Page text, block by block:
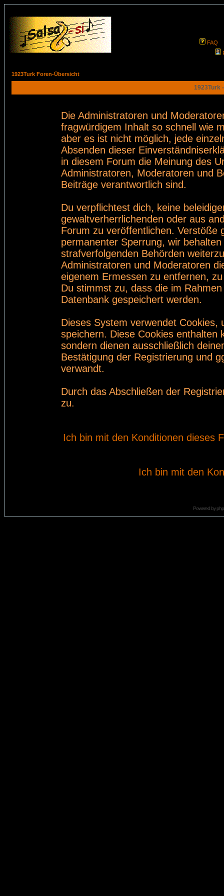
FAQ
1923Turk Foren-Übersicht
1923Turk
Die Administratoren und
fragwürdigem Inhalt so schnell wie
aber es ist nicht möglich, jede
Absenden dieser
in diesem Forum die Meinung des
Administratoren, Moderatoren und
Beiträge verantwortlich sind.
Du verpflichtest dich, keine
gewaltverherrlichenden oder aus
Forum zu veröffentlichen. Verstöße
permanenter Sperrung, wir
strafverfolgenden Behörden
Administratoren und Moderatoren
eigenem Ermessen zu entfernen,
Du stimmst zu, dass die im
Datenbank gespeichert werden.
Dieses System verwendet
speichern. Diese Cookies enthalten
sondern dienen ausschließlich
Bestätigung der Registrierung und
verwandt.
Durch das Abschließen der
zu.
Ich bin mit den Konditionen dieses
Ich bin mit den
Powered by